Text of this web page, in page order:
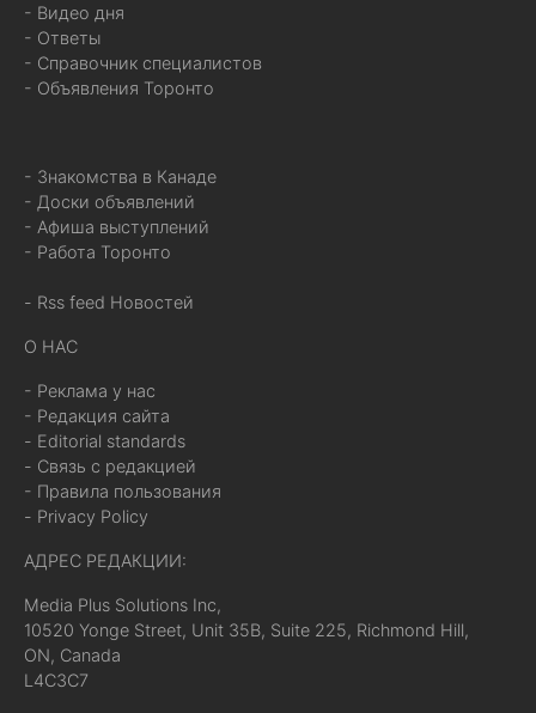
- Видео дня
- Ответы
- Справочник специалистов
- Объявления Торонто
- Знакомства в Канаде
- Доски объявлений
- Афиша выступлений
- Работа Торонто
- Rss feed Новостей
О НАС
- Реклама у нас
- Редакция сайта
- Editorial standards
- Связь с редакцией
- Правила пользования
- Privacy Policy
АДРЕС РЕДАКЦИИ:
Media Plus Solutions Inc,
10520 Yonge Street, Unit 35B, Suite 225, Richmond Hill,
ON, Canada
L4C3C7